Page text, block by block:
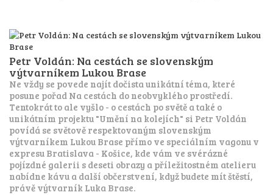
Petr Voldán: Na cestách se slovenským
výtvarníkem Lukou Brase
Ne vždy se povede najít dočista unikátní téma, které
posune pořad Na cestách do neobvyklého prostředí.
Tentokrát to ale vyšlo - o cestách po světě a také o
unikátním projektu "Umění na kolejích" si Petr Voldán
povídá se světově respektovaným slovenským
výtvarníkem Lukou Brase přímo ve speciálním vagonu v
expresu Bratislava - Košice, kde vám ve svérázné
pojízdné galerii s deseti obrazy a příležitostném atelieru
nabídne kávu a další občerstvení, když budete mít štěstí,
právě výtvarník Luka Brase.